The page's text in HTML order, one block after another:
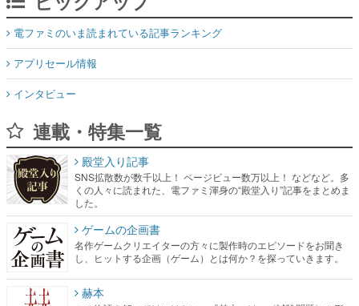
電ファミのいま読まれている記事ランキング
アプリセール情報
インタビュー
連載・特集一覧
殿堂入り記事
SNS拡散数が数千以上！ ページビュー数万以上！ などなど。多
くの人々に読まれた、電ファミ渾身の“殿堂入り”記事をまとめま
した。
ゲームの企画書
名作ゲームクリエイターの方々に製作時のエピソードをお聞き
し、ヒットする企画（ゲーム）とは何か？を探っていきます。
赫本